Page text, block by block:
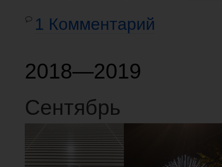
1 Комментарий
2018—2019
Сентябрь